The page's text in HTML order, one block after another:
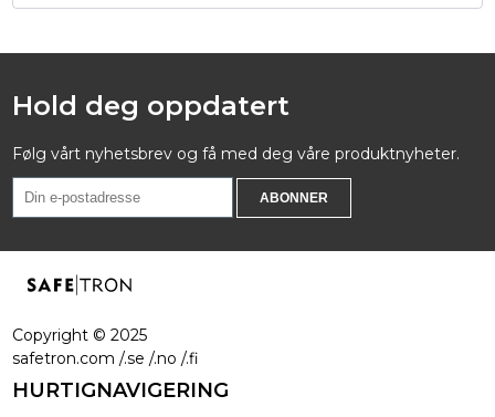
Hold deg oppdatert
Følg vårt nyhetsbrev og få med deg våre produktnyheter.
Copyright ©2025
safetron.com /.se /.no /.fi
HURTIGNAVIGERING